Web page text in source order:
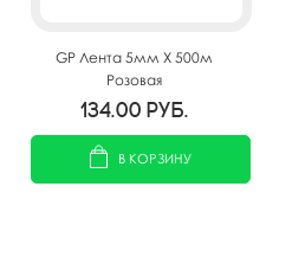
GP Лента 5мм X 500м
Розовая
134.00 руб.
В КОРЗИНУ